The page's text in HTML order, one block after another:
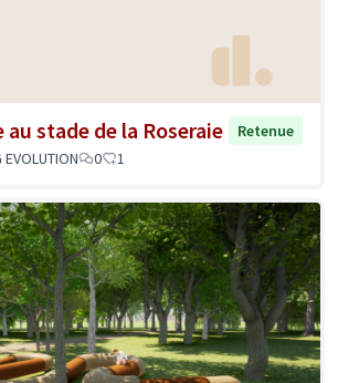
stade de la Roseraie
Retenue
EVOLUTION
0 1